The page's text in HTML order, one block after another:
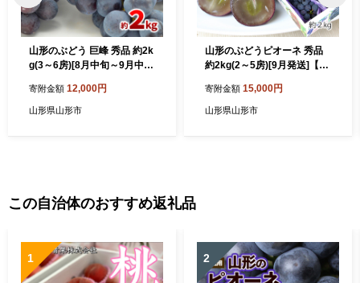
山形のぶどう 巨峰 秀品 約2k
g(3～6房)[8月中旬～9月中旬
約】FS24-651
寄附金額 12,000円
山形県山形市
山形のぶどうピオーネ 秀品
約2kg(2～5房)[9月発送]【令
寄附金額 15,000円
山形県山形市
この自治体のおすすめ返礼品
1 2